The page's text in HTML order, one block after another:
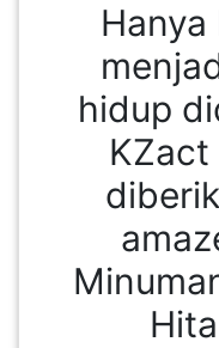
Hanya
hidup
KZact
PAHANG(13)
KELANTAN(22)
PERAK(41)
NEGERI
SEMBILAN(10)